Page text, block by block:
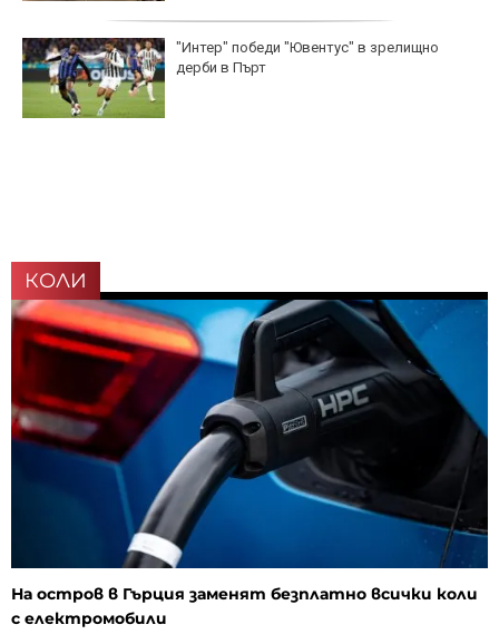
"Интер" победи "Ювентус" в зрелищно
дерби в Пърт
КОЛИ
На остров в Гърция заменят безплатно всички коли
с електромобили